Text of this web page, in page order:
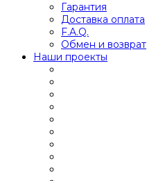
Гарантия
Доставка оплата
F.A.Q.
Обмен и возврат
Наши проекты